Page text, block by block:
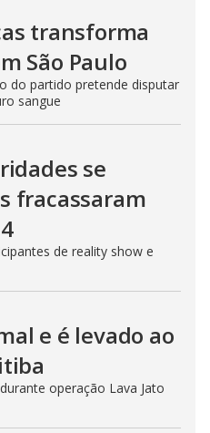
transforma
São Paulo
do partido pretende disputar
sangue
se
fracassaram
de reality show e
e é levado ao
operação Lava Jato